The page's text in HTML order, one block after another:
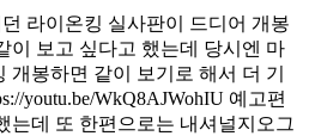
라이온킹 실사판이 드디어 개봉
이 보고 싶다고 했는데 당시엔 마
개봉하면 같이 보기로 해서 더 기
youtu.be/WkQ8AJWohIU 예고편
는데 또 한편으로는 내셔널지오그